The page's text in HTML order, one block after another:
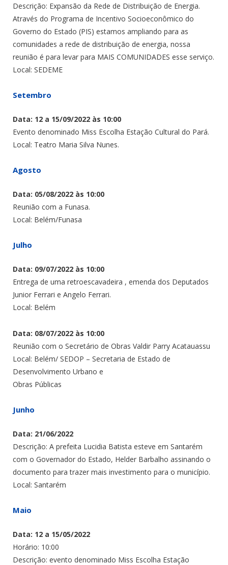
Descrição: Expansão da Rede de Distribuição de Energia.
Através do Programa de Incentivo Socioeconômico do
Governo do Estado (PIS) estamos ampliando para as
comunidades a rede de distribuição de energia, nossa
reunião é para levar para MAIS COMUNIDADES esse serviço.
Local: SEDEME
Setembro
Data: 12 a 15/09/2022 às 10:00
Evento denominado Miss Escolha Estação Cultural do Pará.
Local: Teatro Maria Silva Nunes.
Agosto
Data: 05/08/2022 às 10:00
Reunião com a Funasa.
Local: Belém/Funasa
Julho
Data: 09/07/2022 às 10:00
Entrega de uma retroescavadeira , emenda dos Deputados
Junior Ferrari e Angelo Ferrari.
Local: Belém
Data: 08/07/2022 às 10:00
Reunião com o Secretário de Obras Valdir Parry Acatauassu
Local: Belém/ SEDOP – Secretaria de Estado de
Desenvolvimento Urbano e
Obras Públicas
Junho
Data: 21/06/2022
Descrição: A prefeita Lucidia Batista esteve em Santarém
com o Governador do Estado, Helder Barbalho assinando o
documento para trazer mais investimento para o município.
Local: Santarém
Maio
Data: 12 a 15/05/2022
Horário: 10:00
Descrição: evento denominado Miss Escolha Estação